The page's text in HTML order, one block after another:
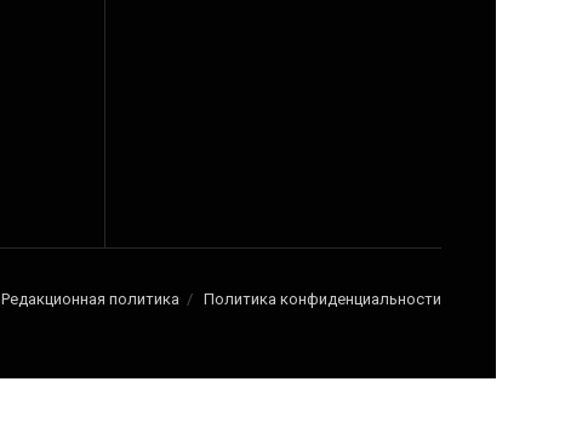
Редакционная политика Политика конфиденциальности